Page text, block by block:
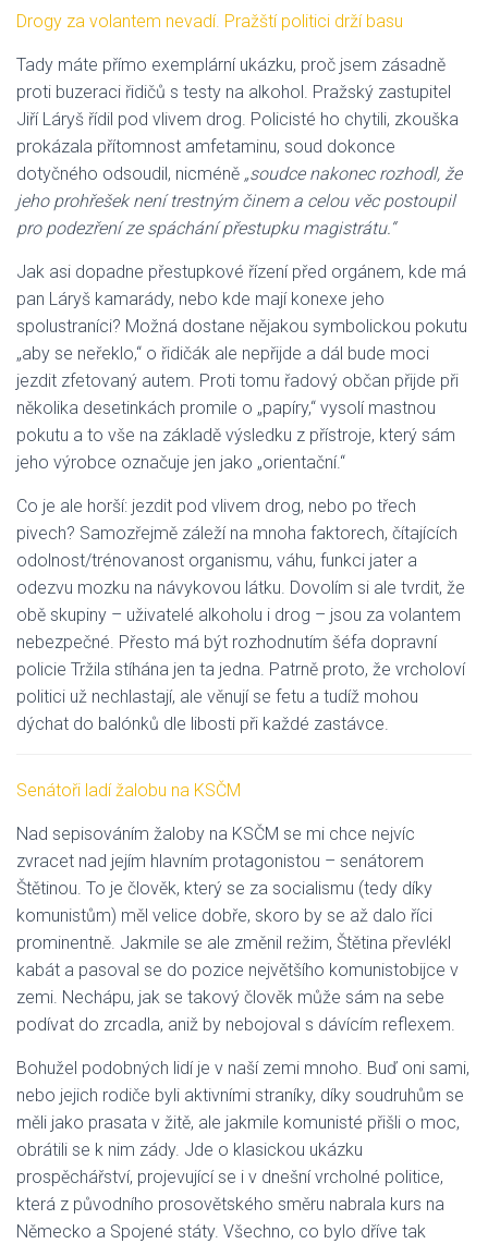
Drogy za volantem nevadí. Pražští politici drží basu
Tady máte přímo exemplární ukázku, proč jsem zásadně
proti buzeraci řidičů s testy na alkohol. Pražský zastupitel
Jiří Láryš řídil pod vlivem drog. Policisté ho chytili, zkouška
prokázala přítomnost amfetaminu, soud dokonce
dotyčného odsoudil, nicméně „soudce nakonec rozhodl, že
jeho prohřešek není trestným činem a celou věc postoupil
pro podezření ze spáchání přestupku magistrátu.“
Jak asi dopadne přestupkové řízení před orgánem, kde má
pan Láryš kamarády, nebo kde mají konexe jeho
spolustraníci? Možná dostane nějakou symbolickou pokutu
„aby se neřeklo,“ o řidičák ale nepřijde a dál bude moci
jezdit zfetovaný autem. Proti tomu řadový občan přijde při
několika desetinkách promile o „papíry,“ vysolí mastnou
pokutu a to vše na základě výsledku z přístroje, který sám
jeho výrobce označuje jen jako „orientační.“
Co je ale horší: jezdit pod vlivem drog, nebo po třech
pivech? Samozřejmě záleží na mnoha faktorech, čítajících
odolnost/trénovanost organismu, váhu, funkci jater a
odezvu mozku na návykovou látku. Dovolím si ale tvrdit, že
obě skupiny – uživatelé alkoholu i drog – jsou za volantem
nebezpečné. Přesto má být rozhodnutím šéfa dopravní
policie Tržila stíhána jen ta jedna. Patrně proto, že vrcholoví
politici už nechlastají, ale věnují se fetu a tudíž mohou
dýchat do balónků dle libosti při každé zastávce.
Senátoři ladí žalobu na KSČM
Nad sepisováním žaloby na KSČM se mi chce nejvíc
zvracet nad jejím hlavním protagonistou – senátorem
Štětinou. To je člověk, který se za socialismu (tedy díky
komunistům) měl velice dobře, skoro by se až dalo říci
prominentně. Jakmile se ale změnil režim, Štětina převlékl
kabát a pasoval se do pozice největšího komunistobijce v
zemi. Nechápu, jak se takový člověk může sám na sebe
podívat do zrcadla, aniž by nebojoval s dávícím reflexem.
Bohužel podobných lidí je v naší zemi mnoho. Buď oni sami,
nebo jejich rodiče byli aktivními straníky, díky soudruhům se
měli jako prasata v žitě, ale jakmile komunisté přišli o moc,
obrátili se k nim zády. Jde o klasickou ukázku
prospěchářství, projevující se i v dnešní vrcholné politice,
která z původního prosovětského směru nabrala kurs na
Německo a Spojené státy. Všechno, co bylo dříve tak